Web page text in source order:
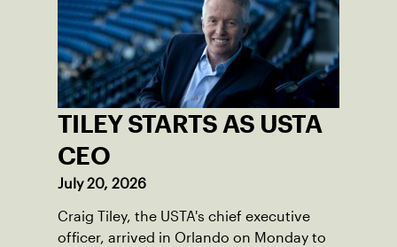
TILEY STARTS AS USTA
CEO
July 20, 2026
Craig Tiley, the USTA's chief executive
officer, arrived in Orlando on Monday to